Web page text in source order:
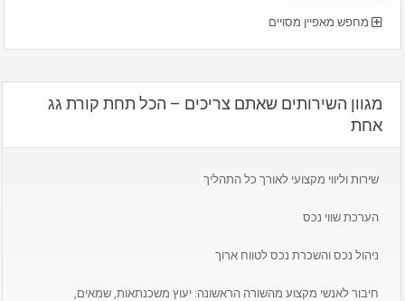
מחפש מאפיין מסויים
מגוון השירותים שאתם צריכים – הכל תחת קורת גג
אחת
שירות וליווי מקצועי לאורך כל התהליך
הערכת שווי נכס
ניהול נכס והשכרת נכס לטווח ארוך
חיבור לאנשי מקצוע מהשורה הראשונה: יעוץ משכנתאות, שמאים,